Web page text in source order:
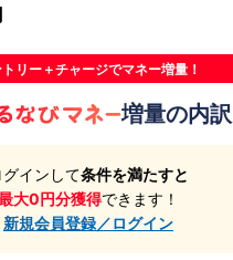
リー＋チャージでマネー増量！
増量の内訳
グインして条件を満たすと
大0円分獲得できます！
新規会員登録／ログイン